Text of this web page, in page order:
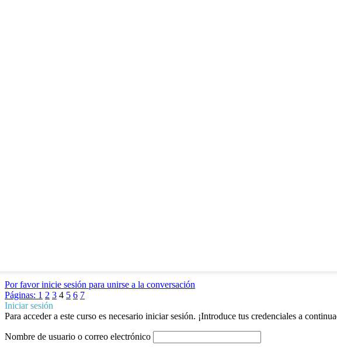
Por favor inicie sesión para unirse a la conversación
Páginas: 1 2 3 4 5 6 7
Iniciar sesión
Para acceder a este curso es necesario iniciar sesión. ¡Introduce tus credenciales a
Nombre de usuario o correo electrónico